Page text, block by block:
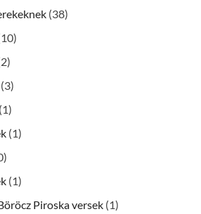
(38)
(3)
(1)
(1)
(1)
Piroska versek (1)